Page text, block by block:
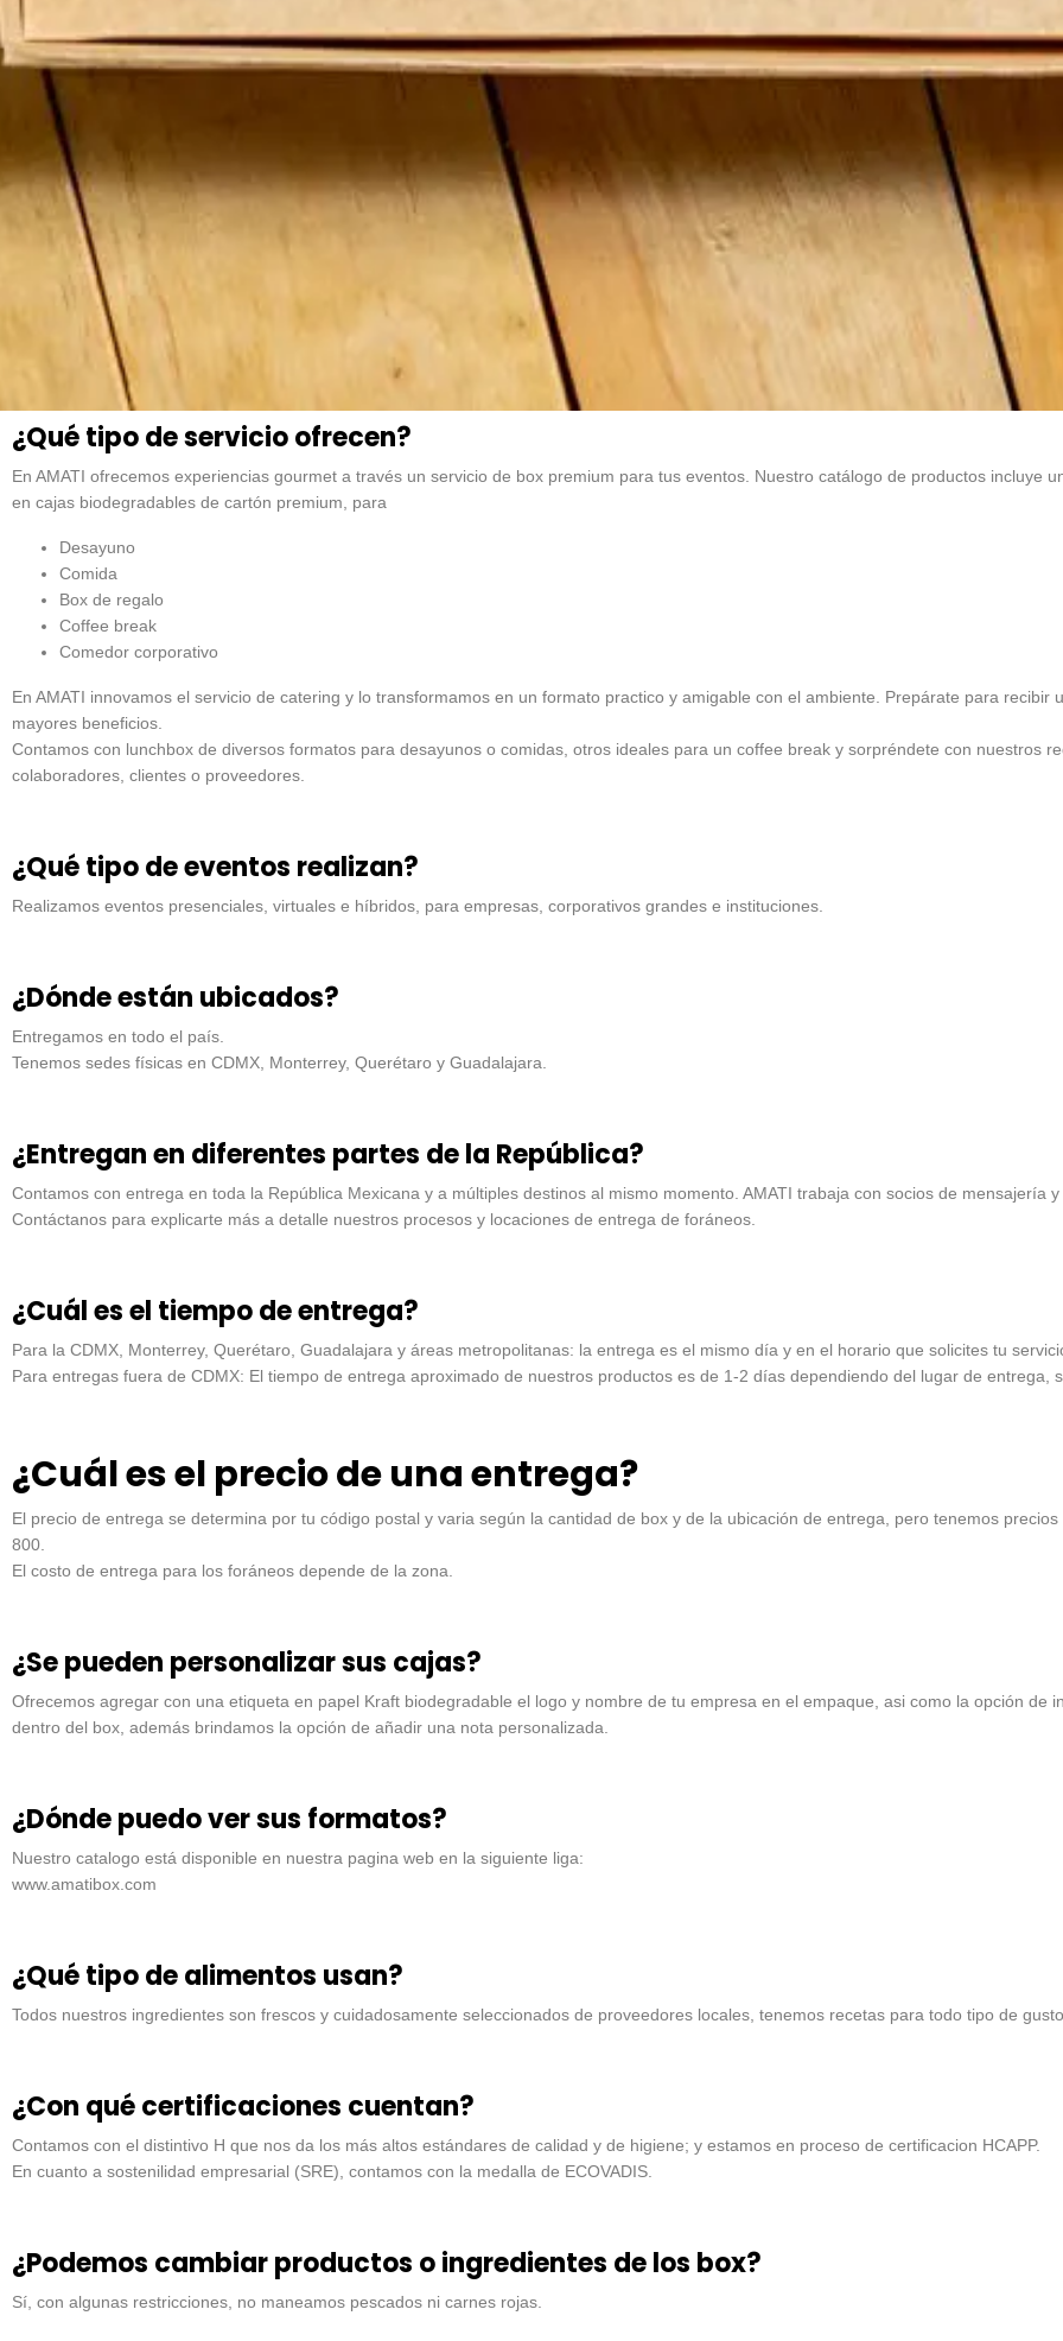
¿Qué tipo de servicio ofrecen?
En AMATI ofrecemos experiencias gourmet a través un servicio de box premium para tus eventos. Nuestro catálogo de productos incluye
en cajas biodegradables de cartón premium, para
Desayuno
Comida
Box de regalo
Coffee break
Comedor corporativo
En AMATI innovamos el servicio de catering y lo transformamos en un formato practico y amigable con el ambiente. Prepárate para recibir
mayores beneficios.
Contamos con lunchbox de diversos formatos para desayunos o comidas, otros ideales para un coffee break y sorpréndete con nuestros
colaboradores, clientes o proveedores.
¿Qué tipo de eventos realizan?
Realizamos eventos presenciales, virtuales e híbridos, para empresas, corporativos grandes e instituciones.
¿Dónde están ubicados?
Entregamos en todo el país.
Tenemos sedes físicas en CDMX, Monterrey, Querétaro y Guadalajara.
¿Entregan en diferentes partes de la República?
Contamos con entrega en toda la República Mexicana y a múltiples destinos al mismo momento. AMATI trabaja con socios de mensajería
Contáctanos para explicarte más a detalle nuestros procesos y locaciones de entrega de foráneos.
¿Cuál es el tiempo de entrega?
Para la CDMX, Monterrey, Querétaro, Guadalajara y áreas metropolitanas: la entrega es el mismo día y en el horario que solicites tu
Para entregas fuera de CDMX: El tiempo de entrega aproximado de nuestros productos es de 1-2 días dependiendo del lugar de entrega,
¿Cuál es el precio de una entrega?
El precio de entrega se determina por tu código postal y varia según la cantidad de box y de la ubicación de entrega, pero tenemos
800.
El costo de entrega para los foráneos depende de la zona.
¿Se pueden personalizar sus cajas?
Ofrecemos agregar con una etiqueta en papel Kraft biodegradable el logo y nombre de tu empresa en el empaque, asi como la opción de
dentro del box, además brindamos la opción de añadir una nota personalizada.
¿Dónde puedo ver sus formatos?
Nuestro catalogo está disponible en nuestra pagina web en la siguiente liga:
www.amatibox.com
¿Qué tipo de alimentos usan?
Todos nuestros ingredientes son frescos y cuidadosamente seleccionados de proveedores locales, tenemos recetas para todo tipo de
¿Con qué certificaciones cuentan?
Contamos con el distintivo H que nos da los más altos estándares de calidad y de higiene; y estamos en proceso de certificacion HCAPP.
En cuanto a sostenilidad empresarial (SRE), contamos con la medalla de ECOVADIS.
¿Podemos cambiar productos o ingredientes de los box?
Sí, con algunas restricciones, no maneamos pescados ni carnes rojas.